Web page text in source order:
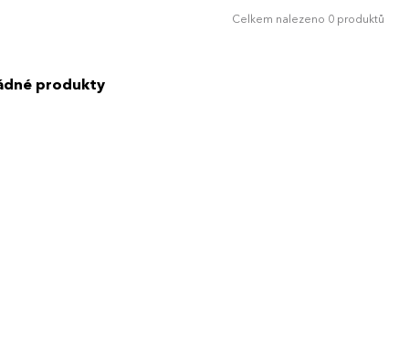
Celkem nalezeno 0 produktů
produkty